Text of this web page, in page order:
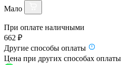
Мало
При оплате наличными
662 ₽
Другие способы оплаты
Цена при других способах оплаты